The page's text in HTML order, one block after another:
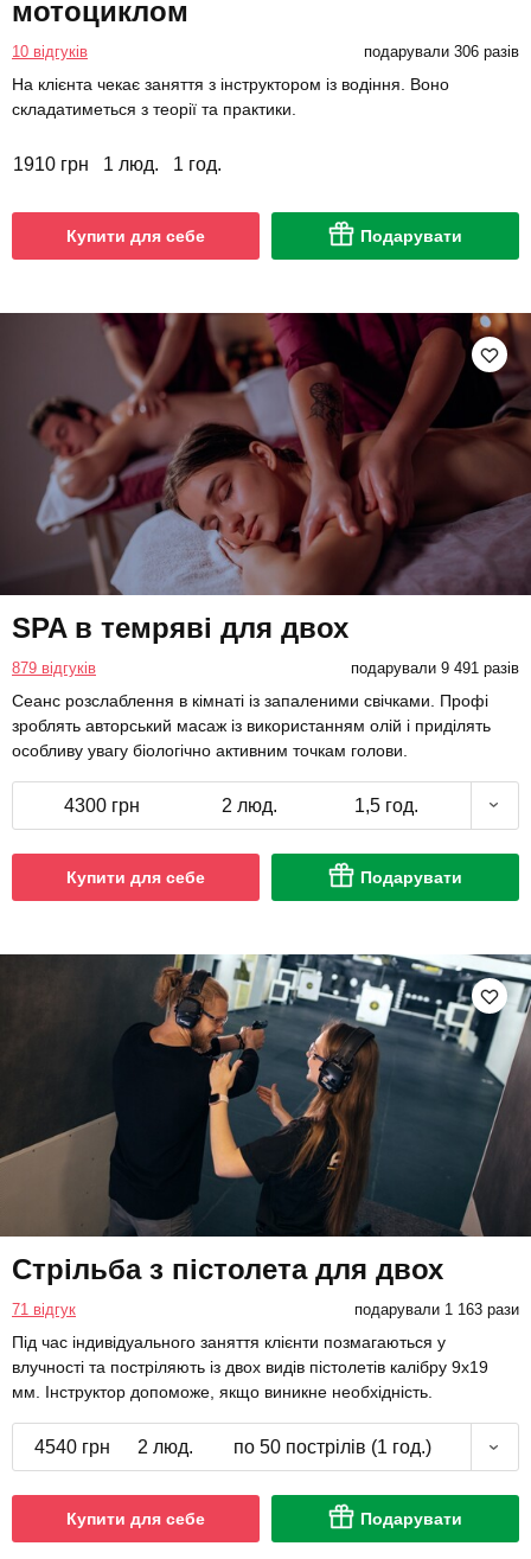
мотоциклом
10 відгуків подарували 306 разів
На клієнта чекає заняття з інструктором із водіння. Воно
складатиметься з теорії та практики.
1910 грн 1 люд. 1 год.
Купити для себе Подарувати
SPA в темряві для двох
879 відгуків подарували 9 491 разів
Сеанс розслаблення в кімнаті із запаленими свічками. Профі
зроблять авторський масаж із використанням олій і приділять
особливу увагу біологічно активним точкам голови.
4300 грн 2 люд. 1,5 год.
Купити для себе Подарувати
Стрільба з пістолета для двох
71 відгук подарували 1 163 рази
Під час індивідуального заняття клієнти позмагаються у
влучності та постріляють із двох видів пістолетів калібру 9х19
мм. Інструктор допоможе, якщо виникне необхідність.
4540 грн 2 люд. по 50 пострілів (1 год.)
Купити для себе Подарувати